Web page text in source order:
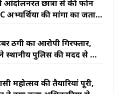
आंदोलनरत छात्रों से की फोन
अभ्यर्थियों की मांगों का जताया
ठगी का आरोपी गिरफ्तार,
स्थानीय पुलिस की मदद से की
महोत्सव की तैयारियां पूरी,